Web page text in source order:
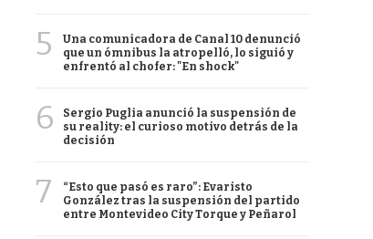
5
Una comunicadora de Canal 10 denunció
que un ómnibus la atropelló, lo siguió y
enfrentó al chofer: "En shock"
6
Sergio Puglia anunció la suspensión de
su reality: el curioso motivo detrás de la
decisión
7
“Esto que pasó es raro”: Evaristo
González tras la suspensión del partido
entre Montevideo City Torque y Peñarol